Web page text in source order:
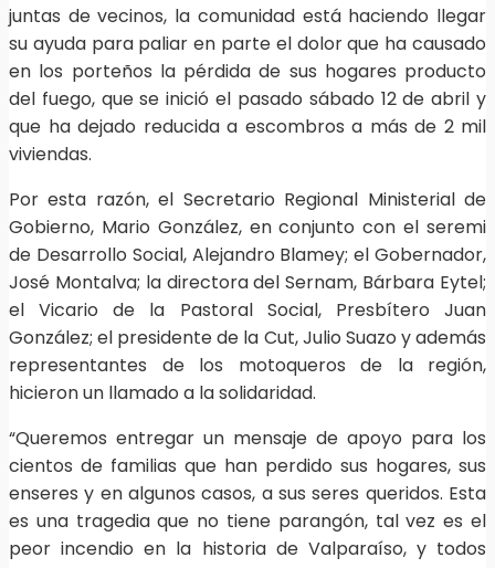
juntas de vecinos, la comunidad está haciendo llegar
su ayuda para paliar en parte el dolor que ha causado
en los porteños la pérdida de sus hogares producto
del fuego, que se inició el pasado sábado 12 de abril y
que ha dejado reducida a escombros a más de 2 mil
viviendas.
Por esta razón, el Secretario Regional Ministerial de
Gobierno, Mario González, en conjunto con el seremi
de Desarrollo Social, Alejandro Blamey; el Gobernador,
José Montalva; la directora del Sernam, Bárbara Eytel;
el Vicario de la Pastoral Social, Presbítero Juan
González; el presidente de la Cut, Julio Suazo y además
representantes de los motoqueros de la región,
hicieron un llamado a la solidaridad.
“Queremos entregar un mensaje de apoyo para los
cientos de familias que han perdido sus hogares, sus
enseres y en algunos casos, a sus seres queridos. Esta
es una tragedia que no tiene parangón, tal vez es el
peor incendio en la historia de Valparaíso, y todos